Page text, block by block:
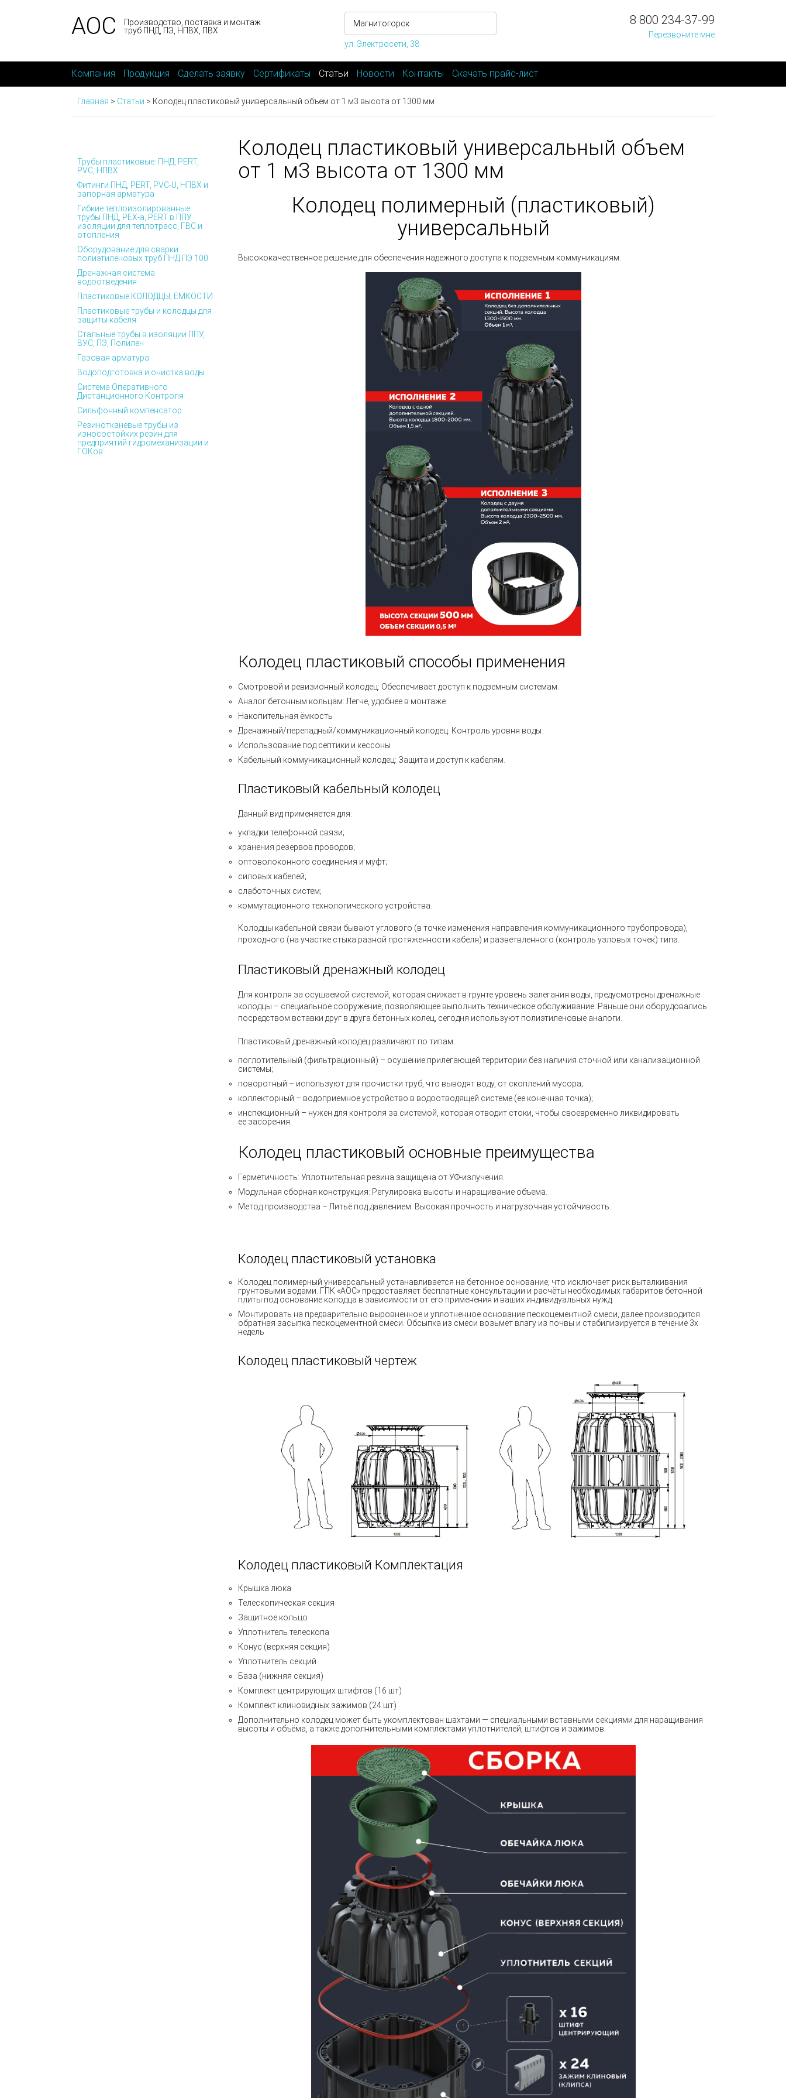
АОС
Производство, поставка и монтаж
труб ПНД, ПЭ, НПВХ, ПВХ
ул. Электросети, 38
8 800 234-37-99
Перезвоните мне
Компания Продукция Сделать заявку Сертификаты Статьи Новости Контакты Скачать прайс-лист
Главная > Статьи > Колодец пластиковый универсальный объем от 1 м3 высота от 1300 мм
Колодец пластиковый универсальный объем
от 1 м3 высота от 1300 мм
Колодец полимерный (пластиковый)
универсальный
Высококачественное решение для обеспечения надежного доступа к подземным коммуникациям.
Колодец пластиковый способы применения
Смотровой и ревизионный колодец: Обеспечивает доступ к подземным системам.
Аналог бетонным кольцам: Легче, удобнее в монтаже.
Накопительная ёмкость
Дренажный/перепадный/коммуникационный колодец: Контроль уровня воды.
Использование под септики и кессоны
Кабельный коммуникационный колодец: Защита и доступ к кабелям.
Пластиковый кабельный колодец
Данный вид применяется для:
укладки телефонной связи;
хранения резервов проводов;
оптоволоконного соединения и муфт;
силовых кабелей;
слаботочных систем;
коммутационного технологического устройства.
Колодцы кабельной связи бывают углового (в точке изменения направления коммуникационного трубопровода),
проходного (на участке стыка разной протяженности кабеля) и разветвленного (контроль узловых точек) типа.
Пластиковый дренажный колодец
Для контроля за осушаемой системой, которая снижает в грунте уровень залегания воды, предусмотрены дренажные
колодцы – специальное сооружение, позволяющее выполнить техническое обслуживание. Раньше они оборудовались
посредством вставки друг в друга бетонных колец, сегодня используют полиэтиленовые аналоги.
Пластиковый дренажный колодец различают по типам:
поглотительный (фильтрационный) – осушение прилегающей территории без наличия сточной или канализационной
системы;
поворотный – используют для прочистки труб, что выводят воду, от скоплений мусора;
коллекторный – водоприемное устройство в водоотводящей системе (ее конечная точка);
инспекционный – нужен для контроля за системой, которая отводит стоки, чтобы своевременно ликвидировать
ее засорения.
Колодец пластиковый основные преимущества
Герметичность: Уплотнительная резина защищена от УФ-излучения.
Модульная сборная конструкция: Регулировка высоты и наращивание объема.
Метод производства – Литьё под давлением: Высокая прочность и нагрузочная устойчивость.
Колодец пластиковый установка
Колодец полимерный универсальный устанавливается на бетонное основание , что исключает риск выталкивания
грунтовыми водами. ГПК «АОС» предоставляет бесплатные консультации и расчёты необходимых габаритов бетонной
плиты под основание колодца в зависимости от его применения и ваших индивидуальных нужд.
Монтировать на предварительно выровненное и уплотненное основание пескоцементной смеси , далее производится
обратная засыпка пескоцементной смеси. Обсыпка из смеси возьмет влагу из почвы и стабилизируется в течение 3х
недель
Колодец пластиковый чертеж
Колодец пластиковый Комплектация
Крышка люка
Телескопическая секция
Защитное кольцо
Уплотнитель телескопа
Конус (верхняя секция)
Уплотнитель секций
База (нижняя секция)
Комплект центрирующих штифтов (16 шт)
Комплект клиновидных зажимов (24 шт)
Дополнительно колодец может быть укомплектован шахтами — специальными вставными секциями для наращивания
высоты и объёма, а также дополнительными комплектами уплотнителей, штифтов и зажимов.
Трубы пластиковые: ПНД, PERT,
PVC, НПВХ
Фитинги ПНД, PERT, PVC-U, НПВХ и
запорная арматура
Гибкие теплоизолированные
трубы ПНД, PEX-а, PERT в ППУ
изоляции для теплотрасс, ГВС и
отопления
Оборудование для сварки
полиэтиленовых труб ПНД ПЭ 100
Дренажная система
водоотведения
Пластиковые КОЛОДЦЫ, ЕМКОСТИ
Пластиковые трубы и колодцы для
защиты кабеля
Стальные трубы в изоляции ППУ,
ВУС, ПЭ, Полилен
Газовая арматура
Водоподготовка и очистка воды
Система Оперативного
Дистанционного Контроля
Сильфонный компенсатор
Резинотканевые трубы из
износостойких резин для
предприятий гидромеханизации и
ГОКов